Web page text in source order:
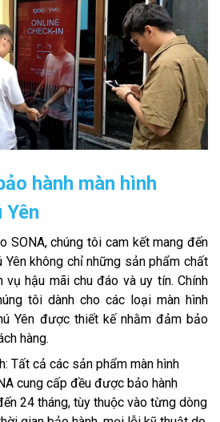
hành màn hình
Yên
SONA, chúng tôi cam kết mang đến
Yên không chỉ những sản phẩm chất
hậu mãi chu đáo và uy tín. Chính
tôi dành cho các loại màn hình
Yên được thiết kế nhằm đảm bảo
hàng.
Tất cả các sản phẩm màn hình
cung cấp đều được bảo hành
24 tháng, tùy thuộc vào từng dòng